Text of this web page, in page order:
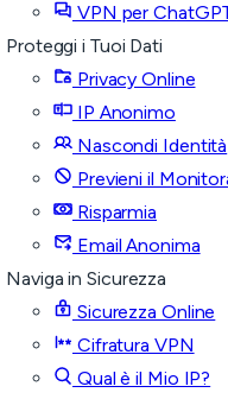
VPN per
Proteggi i Tuoi Dati
Privacy Online
IP Anonimo
Nascondi Identità
Previeni il
Risparmia
Email Anonima
Naviga in Sicurezza
Sicurezza Online
Cifratura VPN
Qual è il Mio IP?